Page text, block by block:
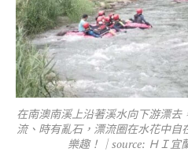
在南澳南溪上沿著溪水向下游漂
流、時有亂石，漂流圈在水花中
樂趣！｜source: ＨＩ宜